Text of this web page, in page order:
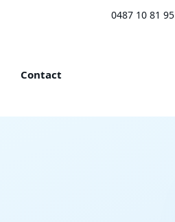
0487 10 81 95
Contact